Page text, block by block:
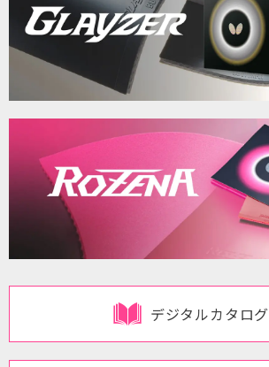
デジタルカタログ